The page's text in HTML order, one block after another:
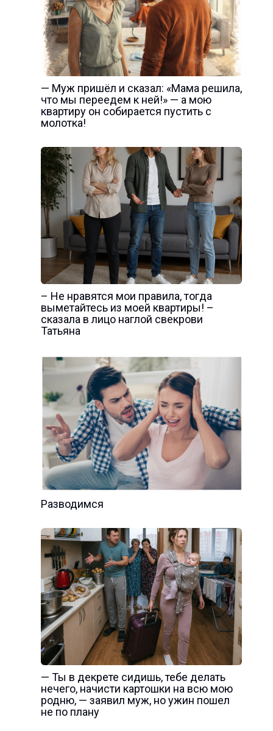
— Муж пришёл и сказал: «Мама решила,
что мы переедем к ней!» — а мою
квартиру он собирается пустить с
молотка!
– Не нравятся мои правила, тогда
выметайтесь из моей квартиры! –
сказала в лицо наглой свекрови
Татьяна
Разводимся
— Ты в декрете сидишь, тебе делать
нечего, начисти картошки на всю мою
родню, — заявил муж, но ужин пошел
не по плану